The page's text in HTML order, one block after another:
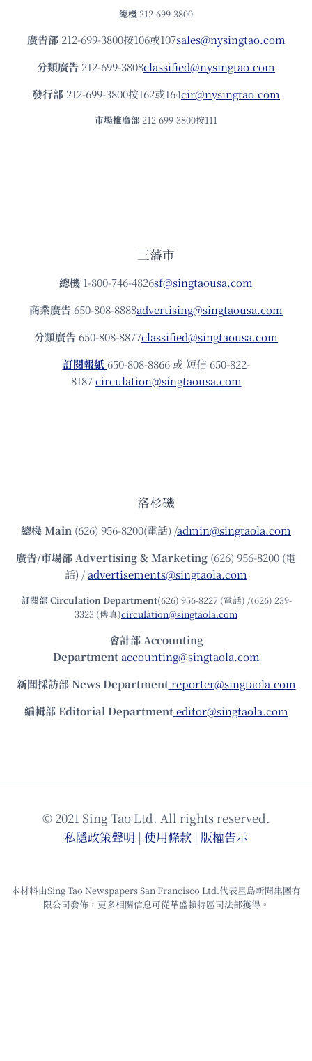
總機 212-699-3800
廣告部212-699-3800按106或107sales@nysingtao.com
分類廣告 212-699-3808classified@nysingtao.com
發⾏部 212-699-3800按162或164cir@nysingtao.com
市場推廣部 212-699-3800按111
三藩市
總機 1-800-746-4826sf@singtaousa.com
商業廣告 650-808-8888advertising@singtaousa.com
分類廣告 650-808-8877classified@singtaousa.com
訂閱報紙 650-808-8866 或 短信 650-822-
8187circulation@singtaousa.com
洛杉磯
總機Main (626) 956-8200(電話) /admin@singtaola.com
廣告/市場部Advertising & Marketing (626) 956-8200 (電
話) /advertisements@singtaola.com
訂閱部 Circulation Department(626) 956-8227 (電話) /(626) 239-
3323 (傳真)circulation@singtaola.com
會計部 Accounting
Department accounting@singtaola.com
新聞採訪部 News Department reporter@singtaola.com
編輯部 Editorial Department editor@singtaola.com
© 2021 Sing Tao Ltd. All rights reserved.
私隱政策聲明 | 使⽤條款 | 版權告⽰
本材料由Sing Tao Newspapers San Francisco Ltd.代表星島新聞集團有
限公司發佈，更多相關信息可從華盛頓特區司法部獲得。